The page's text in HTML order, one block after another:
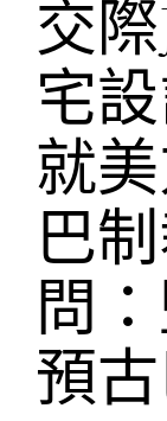
交
宅
就
巴
問
預